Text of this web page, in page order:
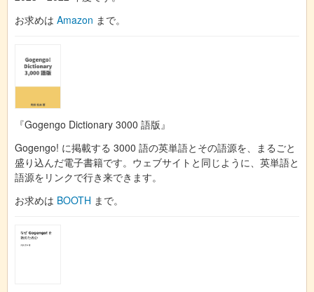
お求めは Amazon まで。
『Gogengo Dictionary 3000 語版』
Gogengo! に掲載する 3000 語の英単語とその語源を、まるごと
盛り込んだ電子書籍です。ウェブサイトと同じように、英単語と
語源をリンクで行き来できます。
お求めは BOOTH まで。